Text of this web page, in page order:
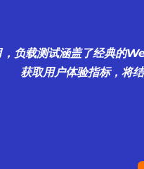
负载测试涵盖了经典的
获取用户体验指标，将